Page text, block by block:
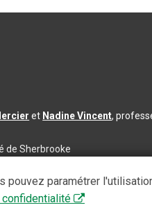
et Nadine Vincent,
de Sherbrooke
pouvez paramétrer